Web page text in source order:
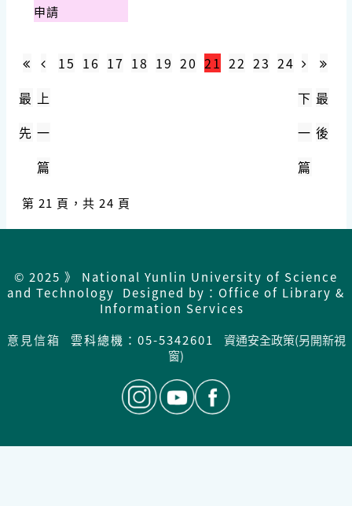
申請
最
先
上
一
篇
15 16 17 18 19 20 21 22 23 24
下
一
篇
最
後
第 21 頁，共 24 頁
© 2025 》 National Yunlin University of Science
and Technology Designed by：Office of Library &
Information Services
意見信箱
雲科總機：05-5342601
資通安全政策(另開新視
窗)